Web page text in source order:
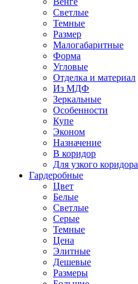
Светлые
Темные
Размер
Малогабаритные
Форма
Угловые
Отделка и материал
Из МДФ
Зеркальные
Особенности
Купе
Эконом
Назначение
В коридор
Для узкого коридора
Гардеробные
Цвет
Белые
Светлые
Серые
Темные
Цена
Элитные
Дешевые
Размеры